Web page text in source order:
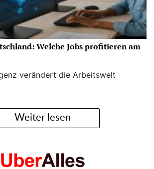
Welche Jobs profitieren am
verändert die Arbeitswelt
Weiter lesen